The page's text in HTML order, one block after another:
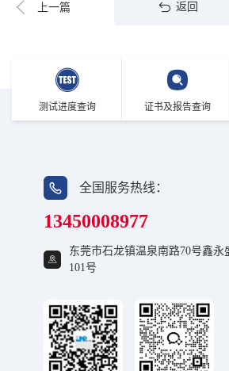
上一篇 返回
测试进度查询 证书及报告查询
全国服务热线：
13450008977
东莞市石龙镇温泉南路70号鑫永
101号